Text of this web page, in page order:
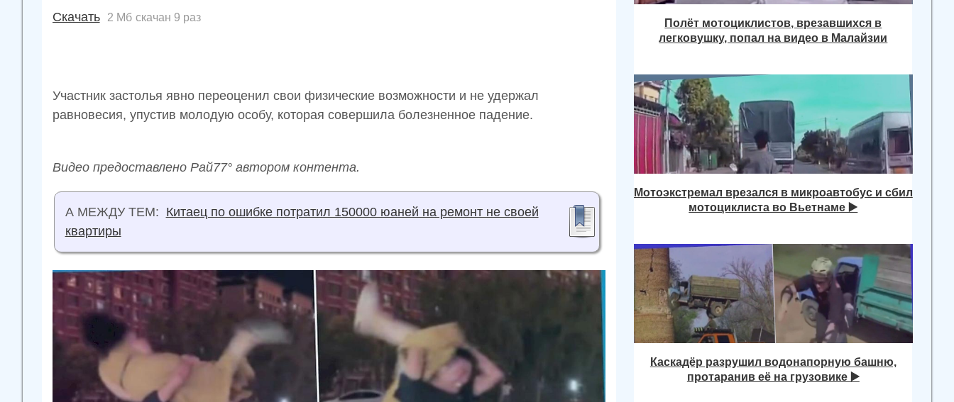
Скачать 2 Мб скачан 9 раз
Участник застолья явно переоценил свои физические возможности и не удержал
равновесия, упустив молодую особу, которая совершила болезненное падение.
Видео предоставлено Рай77° автором контента.
А МЕЖДУ ТЕМ: Китаец по ошибке потратил 150000 юаней на ремонт не своей
квартиры
Полёт мотоциклистов, врезавшихся в
легковушку, попал на видео в Малайзии
Мотоэкстремал врезался в микроавтобус и сбил
мотоциклиста во Вьетнаме ▶️
Каскадёр разрушил водонапорную башню,
протаранив её на грузовике ▶️